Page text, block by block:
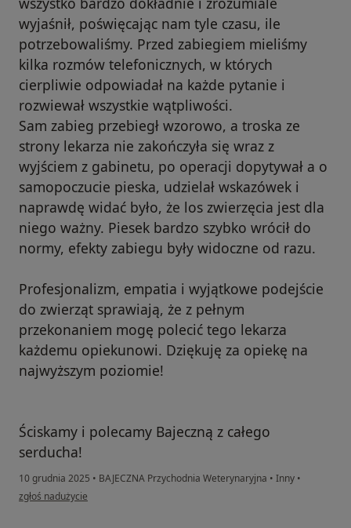
wyjaśnił, poświęcając nam tyle czasu, ile
potrzebowaliśmy. Przed zabiegiem mieliśmy
kilka rozmów telefonicznych, w których
cierpliwie odpowiadał na każde pytanie i
rozwiewał wszystkie wątpliwości.
Sam zabieg przebiegł wzorowo, a troska ze
strony lekarza nie zakończyła się wraz z
wyjściem z gabinetu, po operacji dopytywał a o
samopoczucie pieska, udzielał wskazówek i
naprawdę widać było, że los zwierzęcia jest dla
niego ważny. Piesek bardzo szybko wrócił do
normy, efekty zabiegu były widoczne od razu.
Profesjonalizm, empatia i wyjątkowe podejście
do zwierząt sprawiają, że z pełnym
przekonaniem mogę polecić tego lekarza
każdemu opiekunowi. Dziękuję za opiekę na
najwyższym poziomie!
Ściskamy i polecamy Bajeczną z całego
serducha!
10 grudnia 2025 • BAJECZNA Przychodnia Weterynaryjna • Inny •
w opinii użytkownika Patrycja
zgłoś nadużycie